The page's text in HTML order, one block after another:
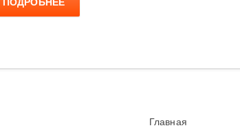
ПОДРОБНЕЕ
Главная